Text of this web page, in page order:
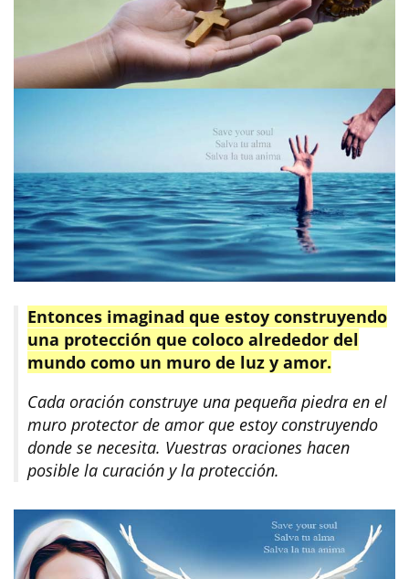
Entonces imaginad que estoy construyendo
una protección que coloco alrededor del
mundo como un muro de luz y amor.
Cada oración construye una pequeña piedra en el
muro protector de amor que estoy construyendo
donde se necesita. Vuestras oraciones hacen
posible la curación y la protección.